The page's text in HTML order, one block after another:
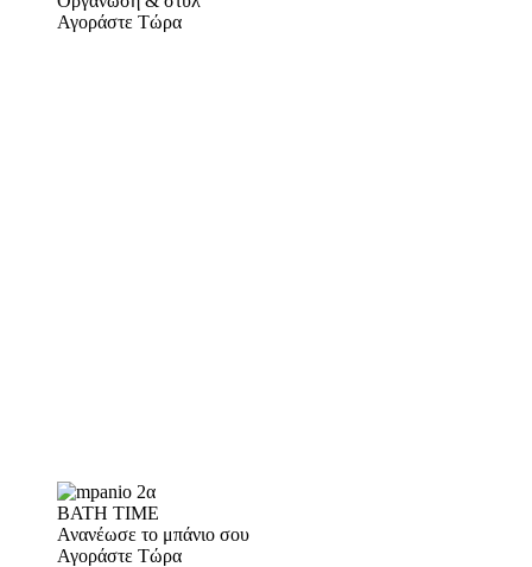
Αγοράστε Τώρα
BATH TIME
Ανανέωσε το μπάνιο σου
Αγοράστε Τώρα